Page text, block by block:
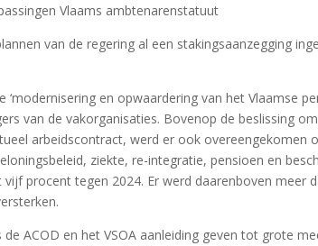
Vlaams ambtenarenstatuut
van de regering al een stakingsaanzegging
en opwaardering van het Vlaamse
van de vakorganisaties. Bovenop de beslissing
arbeidscontract, werd er ook overeengekomen
ziekte, re-integratie, pensioen en
procent tegen 2024. Er werd daarenboven meer
ACOD en het VSOA aanleiding geven tot grote